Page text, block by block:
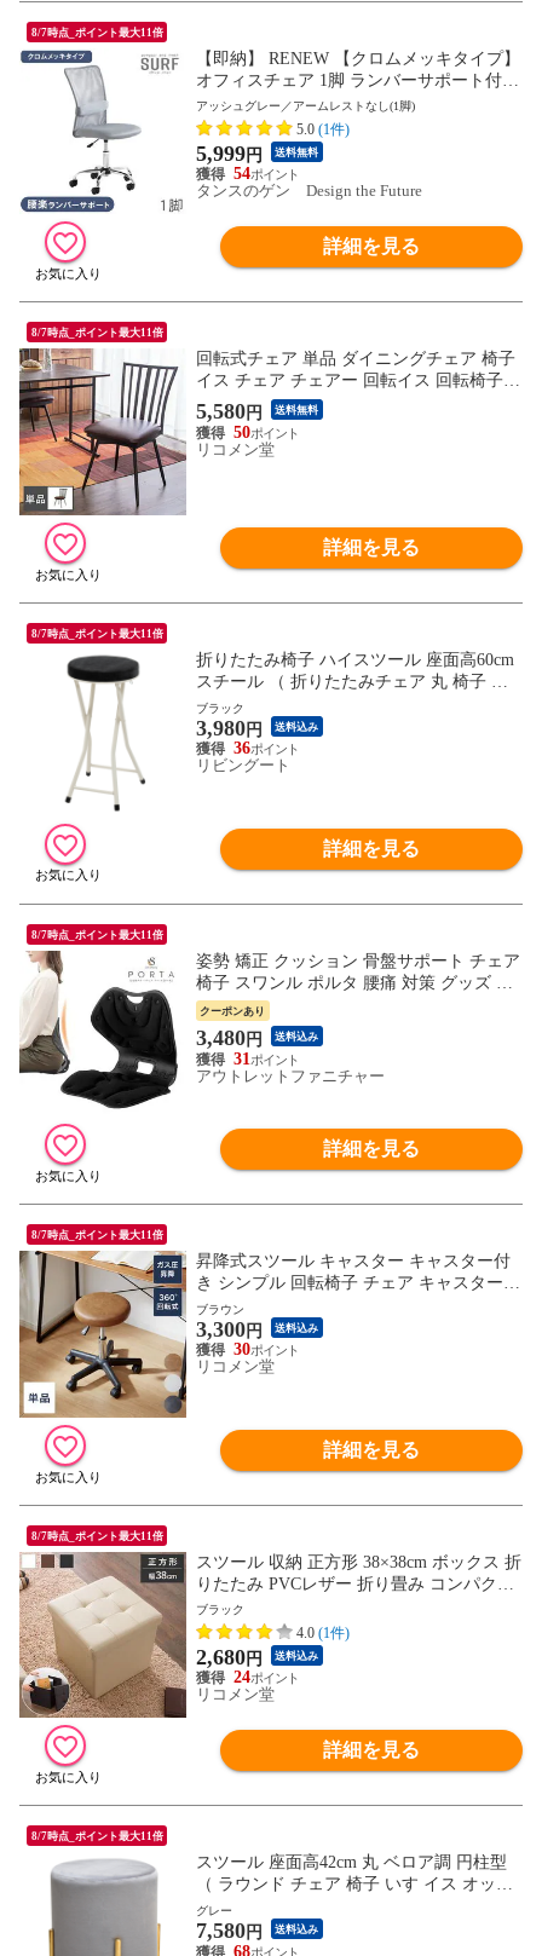
8/7時点_ポイント最大11倍
【即納】 RENEW 【クロムメッキタイプ】
オフィスチェア 1脚 ランバーサポート付
コンパクト ワークチェア メッシュ メッシ
ュバック 事務椅子 デスクチェア チェア 椅
子 PCチェア パソコンチェアー 65090004
〔アッシュグレー〕
アッシュグレー／アームレストなし(1脚)
5.0 (1件)
5,999円 送料無料
54
タンスのゲン Design the Future
詳細を見る
8/7時点_ポイント最大11倍
回転式チェア 単品 ダイニングチェア 椅子
イス チェア チェアー 回転イス 回転椅子
回転チェア PVC【送料無料】
5,580円 送料無料
50
リコメン堂
詳細を見る
8/7時点_ポイント最大11倍
折りたたみ椅子 ハイスツール 座面高60cm
スチール （ 折りたたみチェア 丸 椅子 イ
ス カウンターチェア ハイチェア 完成品 折
り畳み 簡易椅子 背もたれなし コンパクト
北欧風 おしゃれ かわいい ベロア調 クッシ
ョン ） 【ブラック】
ブラック
3,980円 送料込み
36
リビングート
詳細を見る
8/7時点_ポイント最大11倍
姿勢 矯正 クッション 骨盤サポート チェア
椅子 スワンル ポルタ 腰痛 対策 グッズ 美
姿勢 姿勢サポート 体幹 猫背 改善 デスク
ワーク 座椅子 コンパクト 折りたたみ 持ち
運び 軽量 1.3kg メッシュ 通気性
クーポンあり
3,480円 送料込み
31
アウトレットファニチャー
詳細を見る
8/7時点_ポイント最大11倍
昇降式スツール キャスター キャスター付
き シンプル 回転椅子 チェア キャスター付
き椅子 スツール 椅子 昇降 クッション 作
業 丸椅子 コンパクト 美容室 カットチェア
ネイル サロン 高さ調整【送料無料】
ブラウン
3,300円 送料込み
30
リコメン堂
詳細を見る
8/7時点_ポイント最大11倍
スツール 収納 正方形 38×38cm ボックス 折
りたたみ PVCレザー 折り畳み コンパクト
レザー おしゃれ 北欧 収納スツール 収納ボ
ックス 椅子 イス チェア いす オットマン
【送料無料】
ブラック
4.0 (1件)
2,680円 送料込み
24
リコメン堂
詳細を見る
8/7時点_ポイント最大11倍
スツール 座面高42cm 丸 ベロア調 円柱型
（ ラウンド チェア 椅子 いす イス オット
マン ドレッサーチェア 丸イス くすみカラ
ー ゴールド おしゃれ かわいい ） 【グレ
ー】
グレー
7,580円 送料込み
68